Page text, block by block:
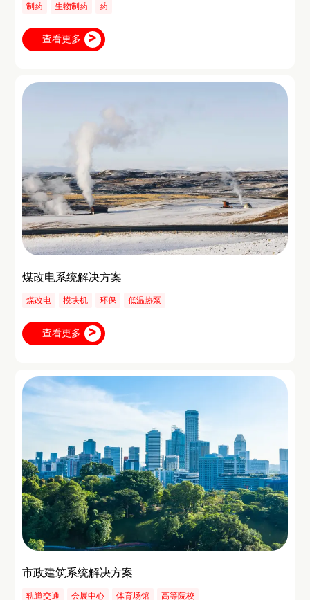
制药 生物制药 药
查看更多
煤改电系统解决方案
煤改电 模块机 环保 低温热泵
查看更多
市政建筑系统解决方案
轨道交通 会展中心 体育场馆 高等院校